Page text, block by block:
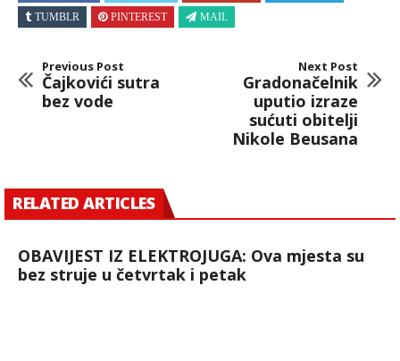
TUMBLR
PINTEREST MAIL
Previous Post
Čajkovići sutra
bez vode
Next Post
Gradonačelnik
uputio izraze
sućuti obitelji
Nikole Beusana
RELATED ARTICLES
OBAVIJEST IZ ELEKTROJUGA: Ova mjesta su
bez struje u četvrtak i petak